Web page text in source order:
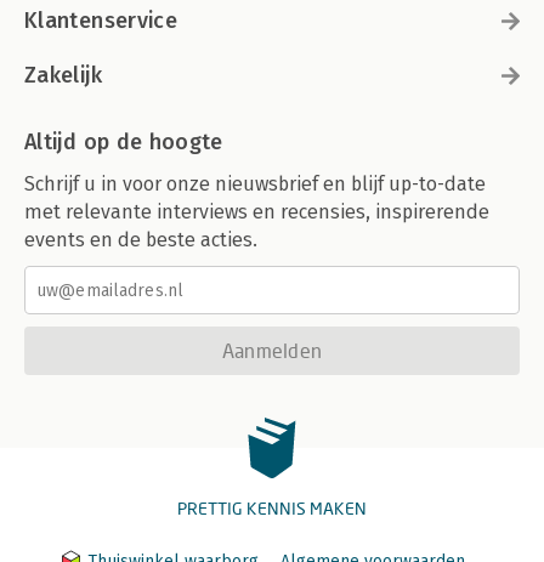
Klantenservice
Zakelijk
Altijd op de hoogte
Schrijf u in voor onze nieuwsbrief en blijf up-to-date
met relevante interviews en recensies, inspirerende
events en de beste acties.
Aanmelden
PRETTIG KENNIS MAKEN